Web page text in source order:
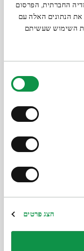
החברתית, הפרסום
את הנתונים האלה עם
השימוש שעשיתם
הצג פרטים
Режиссер — Андрей
Продюсер —
Графика — Ирина
Кувыкин
Поделиться
Другие